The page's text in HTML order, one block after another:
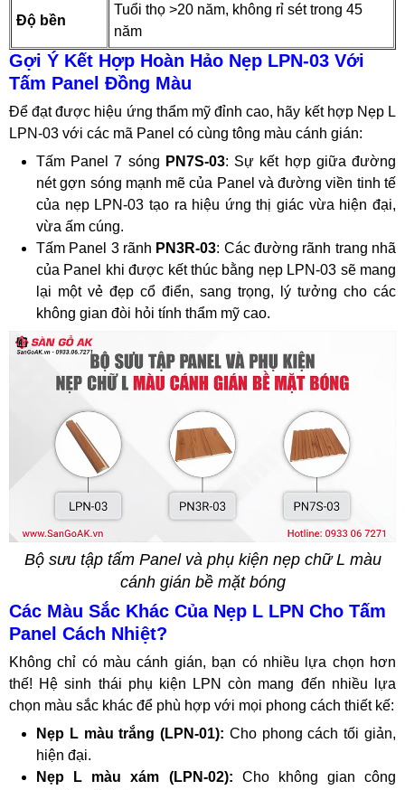
Độ bền
Tuổi thọ >20 năm, không rỉ sét trong 45
năm
Gợi Ý Kết Hợp Hoàn Hảo Nẹp LPN-03 Với
Tấm Panel Đồng Màu
Để đạt được hiệu ứng thẩm mỹ đỉnh cao, hãy kết hợp Nẹp L
LPN-03 với các mã Panel có cùng tông màu cánh gián:
Tấm Panel 7 sóng PN7S-03: Sự kết hợp giữa đường
nét gợn sóng mạnh mẽ của Panel và đường viền tinh tế
của nẹp LPN-03 tạo ra hiệu ứng thị giác vừa hiện đại,
vừa ấm cúng.
Tấm Panel 3 rãnh PN3R-03: Các đường rãnh trang nhã
của Panel khi được kết thúc bằng nẹp LPN-03 sẽ mang
lại một vẻ đẹp cổ điển, sang trọng, lý tưởng cho các
không gian đòi hỏi tính thẩm mỹ cao.
Bộ sưu tập tấm Panel và phụ kiện nẹp chữ L màu
cánh gián bề mặt bóng
Các Màu Sắc Khác Của Nẹp L LPN Cho Tấm
Panel Cách Nhiệt?
Không chỉ có màu cánh gián, bạn có nhiều lựa chọn hơn
thế! Hệ sinh thái phụ kiện LPN còn mang đến nhiều lựa
chọn màu sắc khác để phù hợp với mọi phong cách thiết kế:
Nẹp L màu trắng (LPN-01): Cho phong cách tối giản,
hiện đại.
Nẹp L màu xám (LPN-02): Cho không gian công